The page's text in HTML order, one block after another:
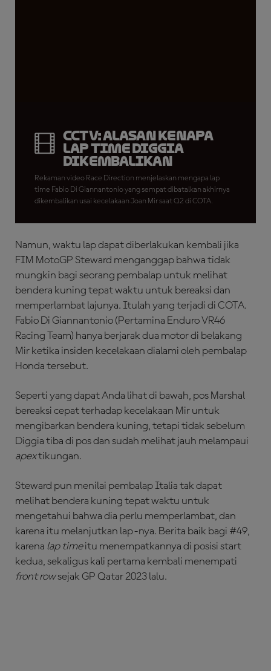
CCTV: Alasan Kenapa
Lap Time Diggia
Dikembalikan
Rekaman video Race Direction menjelaskan mengapa lap
time Fabio Di Giannantonio yang sempat dibatalkan akhirnya
dikembalikan usai kecelakaan Joan Mir saat Q2 di COTA.
Namun, waktu lap dapat diberlakukan kembali jika
FIM MotoGP Steward menganggap bahwa tidak
mungkin bagi seorang pembalap untuk melihat
bendera kuning tepat waktu untuk bereaksi dan
memperlambat lajunya. Itulah yang terjadi di COTA.
Fabio Di Giannantonio (Pertamina Enduro VR46
Racing Team) hanya berjarak dua motor di belakang
Mir ketika insiden kecelakaan dialami oleh pembalap
Honda tersebut.
Seperti yang dapat Anda lihat di bawah, pos Marshal
bereaksi cepat terhadap kecelakaan Mir untuk
mengibarkan bendera kuning, tetapi tidak sebelum
Diggia tiba di pos dan sudah melihat jauh melampaui
apextikungan.
Steward pun menilai pembalap Italia tak dapat
melihat bendera kuning tepat waktu untuk
mengetahui bahwa dia perlu memperlambat, dan
karena itu melanjutkan lap-nya. Berita baik bagi #49,
karena lap timeitu menempatkannya di posisi start
kedua, sekaligus kali pertama kembali menempati
front rowsejak GP Qatar 2023 lalu.